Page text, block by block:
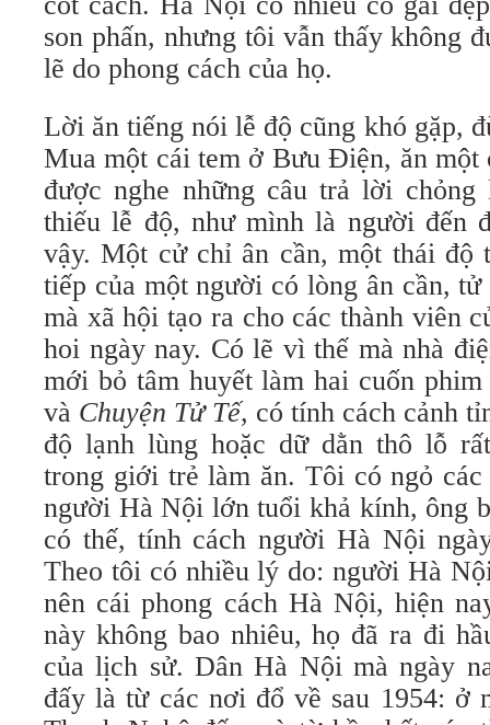
son phấn, nhưng tôi vẫn thấy không
lẽ do phong cách của họ.
Lời ăn tiếng nói lễ độ cũng khó gặp,
Mua một cái tem ở Bưu Điện, ăn một
được nghe những câu trả lời
thiếu lễ độ, như mình là người đến
vậy. Một cử chỉ ân cần, một thái độ
tiếp của một người có lòng ân cần,
mà xã hội tạo ra cho các thành viên
hoi ngày nay. Có lẽ vì thế mà nhà
mới bỏ tâm huyết làm hai cuốn
và Chuyện Tử Tế, có tính cách cảnh
độ lạnh lùng hoặc dữ dằn thô lỗ
trong giới trẻ làm ăn. Tôi có ngỏ
người Hà Nội lớn tuổi khả kính, ông
có thế, tính cách người Hà Nội
Theo tôi có nhiều lý do: người Hà
nên cái phong cách Hà Nội, hiện
này không bao nhiêu, họ đã ra đi
của lịch sử. Dân Hà Nội mà ngày
đấy là từ các nơi đổ về sau 1954: ở